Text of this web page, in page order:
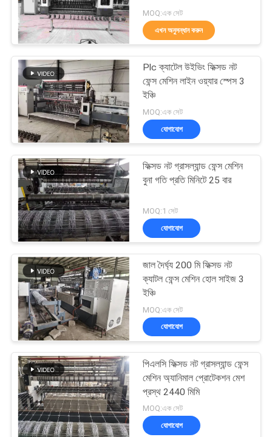
ম্যাপ
PRIVACY
POLICY
স্থির নট বেড়া মেশিন
33
নির্মাণ জাল eldালাই
মেশিন
23
রোল জাল ldালাই মেশিন
MOQ:এক সেট
এখন অনুসন্ধান করুন
Plc ক্যাটেল উইভিং ফিক্সড নট
ফেন্স মেশিন লাইন ওয়্যার স্পেস 3
ইঞ্চি
MOQ:এক সেট
যোগাযোগ
ফিক্সড নট গ্রাসল্যান্ড ফেন্স মেশিন
বুনা গতি প্রতি মিনিটে 25 বার
MOQ:1 সেট
যোগাযোগ
জাল দৈর্ঘ্য 200 মি ফিক্সড নট
ক্যাটল ফেন্স মেশিন হোল সাইজ 3
ইঞ্চি
MOQ:এক সেট
যোগাযোগ
পিএলসি ফিক্সড নট গ্রাসল্যান্ড ফেন্স
মেশিন অ্যানিমাল প্রোটেকশন মেশ
প্রস্থ 2440 মিমি
MOQ:এক সেট
যোগাযোগ